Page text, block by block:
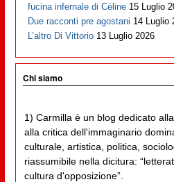
fucina infernale di Cèline 15 Luglio
Due racconti pre agostani 14 Luglio
L’altro Di Vittorio 13 Luglio 2026
Chi siamo
1) Carmilla è un blog dedicato
alla critica dell'immaginario
culturale, artistica, politica,
riassumibile nella dicitura:
cultura d'opposizione”.